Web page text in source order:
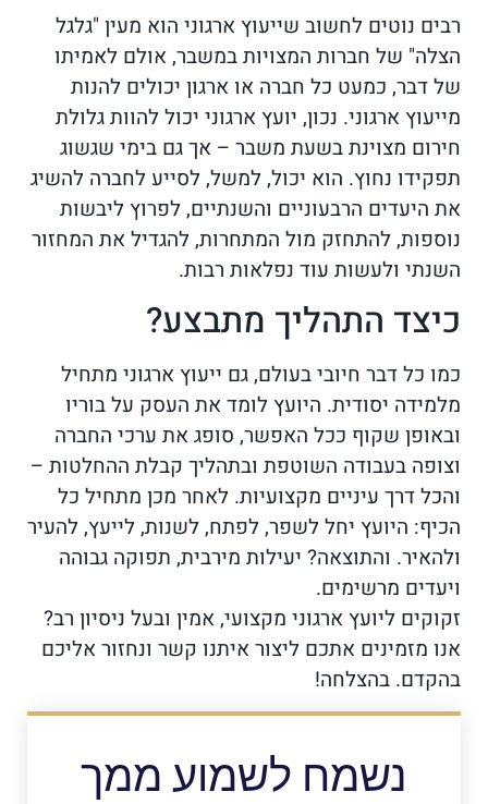
רבים נוטים לחשוב שייעוץ ארגוני הוא מעין "גלגל
הצלה" של חברות המצויות במשבר, אולם לאמיתו
של דבר, כמעט כל חברה או ארגון יכולים להנות
מייעוץ ארגוני. נכון, יועץ ארגוני יכול להוות גלולת
חירום מצוינת בשעת משבר – אך גם בימי שגשוג
תפקידו נחוץ. הוא יכול, למשל, לסייע לחברה להשיג
את היעדים הרבעוניים והשנתיים, לפרוץ ליבשות
נוספות, להתחזק מול המתחרות, להגדיל את המחזור
השנתי ולעשות עוד נפלאות רבות.
כיצד התהליך מתבצע?
כמו כל דבר חיובי בעולם, גם ייעוץ ארגוני מתחיל
מלמידה יסודית. היועץ לומד את העסק על בוריו
ובאופן שקוף ככל האפשר, סופג את ערכי החברה
וצופה בעבודה השוטפת ובתהליך קבלת ההחלטות –
והכל דרך עיניים מקצועיות. לאחר מכן מתחיל כל
הכיף: היועץ יחל לשפר, לפתח, לשנות, לייעץ, להעיר
ולהאיר. והתוצאה? יעילות מירבית, תפוקה גבוהה
ויעדים מרשימים.
זקוקים ליועץ ארגוני מקצועי, אמין ובעל ניסיון רב?
אנו מזמינים אתכם ליצור איתנו קשר ונחזור אליכם
בהקדם. בהצלחה!
נשמח לשמוע ממך